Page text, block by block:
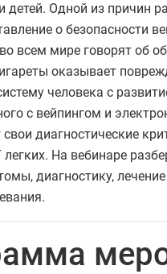
детей. Одной из причин
о безопасности
всем мире говорят об
оказывает
человека с
с вейпингом и
диагностические
На вебинаре
диагностику,